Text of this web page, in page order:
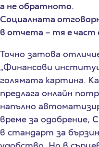
а не обратното.
Социалната
в отчета – тя е
Точно затова
„Финансови
голямата картина.
предлага онлайн
напълно
време за одобрение,
в стандарт за